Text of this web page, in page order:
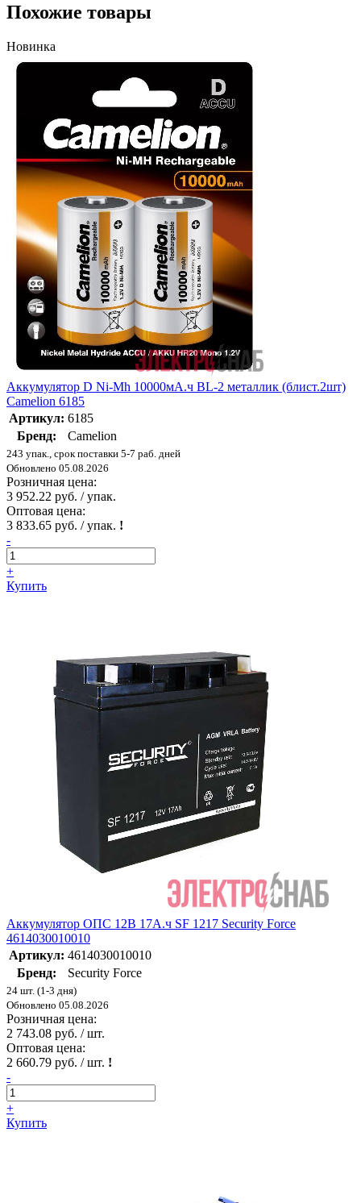
Похожие товары
Новинка
Аккумулятор D Ni-Mh 10000мА.ч BL-2 металлик (блист.2шт)
Camelion 6185
Артикул: 6185
Бренд:
Camelion
243 упак., срок поставки 5-7 раб. дней
Обновлено 05.08.2026
Розничная цена:
3 952.22 руб. / упак.
Оптовая цена:
3 833.65 руб. / упак. !
-
+
Купить
Аккумулятор ОПС 12В 17А.ч SF 1217 Security Force
4614030010010
Артикул: 4614030010010
Бренд:
Security Force
24 шт. (1-3 дня)
Обновлено 05.08.2026
Розничная цена:
2 743.08 руб. / шт.
Оптовая цена:
2 660.79 руб. / шт. !
-
+
Купить